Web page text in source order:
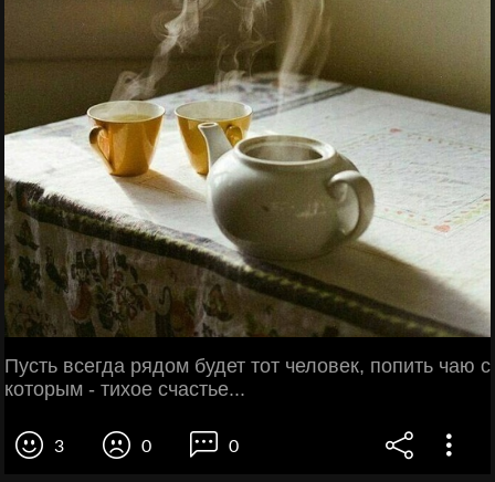
Пусть всегда рядом будет тот человек, попить чаю с
которым - тихое счастье...
3 0 0